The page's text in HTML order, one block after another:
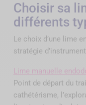
Choisir sa
différents
Le choix d’une lime
stratégie
Lime manuelle
Point de départ du
cathétérisme,